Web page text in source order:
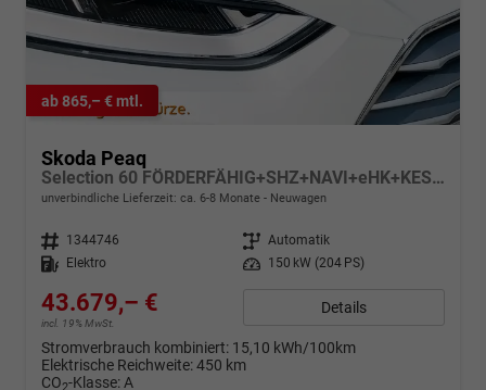
ab 865,– € mtl.
Skoda Peaq
Selection 60 FÖRDERFÄHIG+SHZ+NAVI+eHK+KESSY+pACC+KAMERA+19" ALU+LED+KLIMA
unverbindliche Lieferzeit: ca. 6-8 Monate Neuwagen
Fahrzeugnr. 1344746 Getriebe Automatik
Kraftstoff
Elektro Leistung 150 kW (204 PS)
43.679,– €
incl. 19% MwSt.
Details
Stromverbrauch kombiniert: 15,10 kWh/100km
Elektrische Reichweite:450 km
CO -Klasse:A